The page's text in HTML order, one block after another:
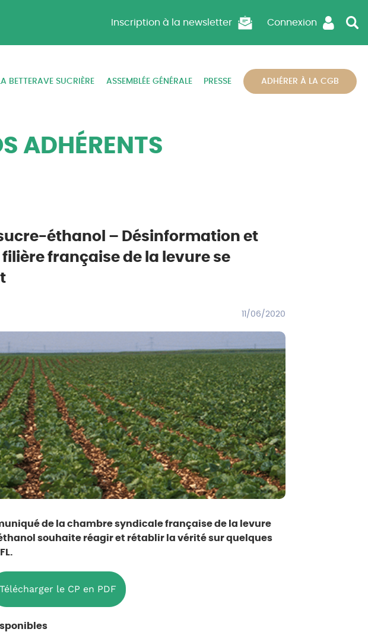
Inscription à la newsletter Connexion
BETTERAVE SUCRIÈRE ASSEMBLÉE GÉNÉRALE PRESSE ADHÉRER À LA CGB
ADHÉRENTS
éthanol – Désinformation et
française de la levure se
11/06/2020
de la chambre syndicale française de la levure
souhaite réagir et rétablir la vérité sur quelques
Télécharger le CP en PDF